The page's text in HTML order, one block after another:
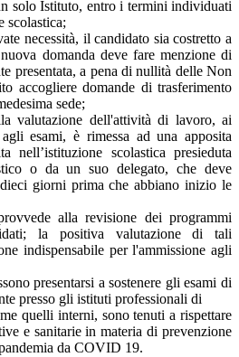
solo Istituto, entro i termini individuati
scolastica;
necessità, il candidato sia costretto a
domanda deve fare menzione di
presentata, a pena di nullità delle Non
accogliere domande di trasferimento
sede;
valutazione dell'attività di lavoro, ai
esami, è rimessa ad una apposita
nell’istituzione scolastica presieduta
o da un suo delegato, che deve
giorni prima che abbiano inizio le
alla revisione dei programmi
la positiva valutazione di tali
indispensabile per l'ammissione agli
presentarsi a sostenere gli esami di
presso gli istituti professionali di
quelli interni, sono tenuti a rispettare
e sanitarie in materia di prevenzione
da COVID 19.